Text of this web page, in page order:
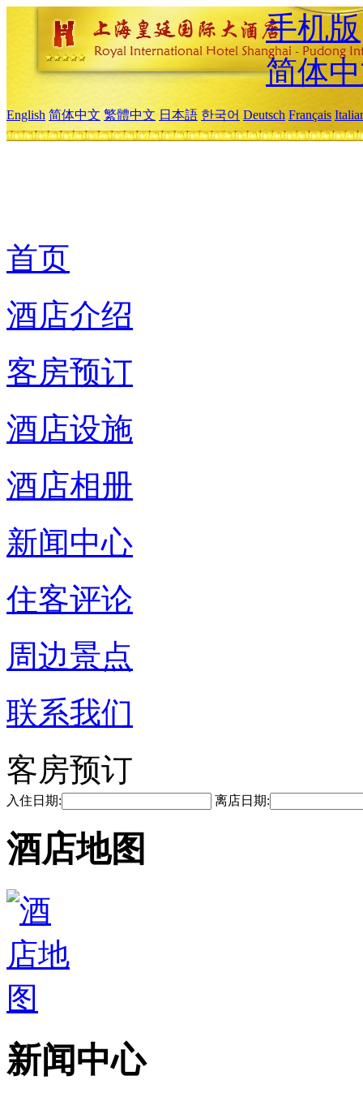
手机版
简体
English 简体中文 繁體中文 日本語 한국어 Deutsch Français
首页
酒店介绍
客房预订
酒店设施
酒店相册
新闻中心
住客评论
周边景点
联系我们
客房预订
入住日期: 离店日期:
酒店地图
新闻中心